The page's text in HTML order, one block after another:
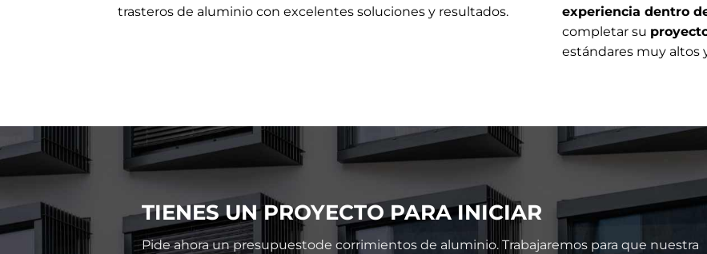
trasteros de aluminio con excelentes soluciones y resultados.
experiencia dentro
completar su
estándares muy altos
TIENES UN PROYECTO PARA INICIAR
Pide ahora un presupuestode corrimientos de aluminio. Trabajaremos para que nuestra